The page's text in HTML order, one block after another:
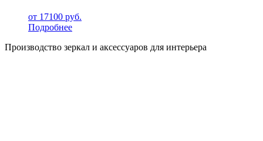
от 17100 руб.
Подробнее
Производство зеркал и аксессуаров для интерьера